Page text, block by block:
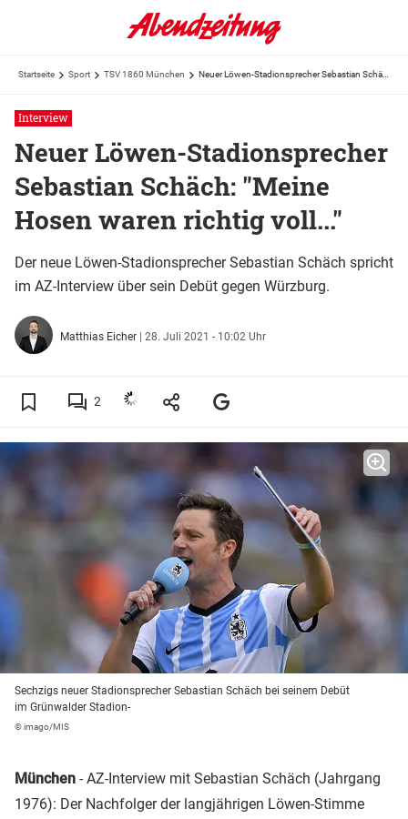
Startseite Sport TSV 1860 München
Interview
Neuer Löwen-Stadionsprecher
Sebastian Schäch: "Meine
Hosen waren richtig voll..."
Der neue Löwen-Stadionsprecher Sebastian Schäch spricht
im AZ-Interview über sein Debüt gegen Würzburg.
Matthias Eicher | 28. Juli 2021 - 10:02 Uhr
2
Sechzigs neuer Stadionsprecher Sebastian Schäch bei seinem Debüt
im Grünwalder Stadion-
© imago/MIS
München - AZ-Interview mit Sebastian Schäch (Jahrgang
1976): Der Nachfolger der langjährigen Löwen-Stimme